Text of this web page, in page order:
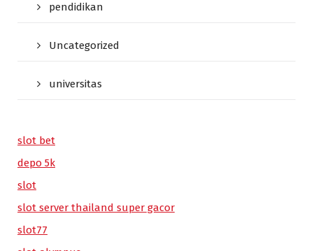
pendidikan
Uncategorized
universitas
slot bet
depo 5k
slot
slot server thailand super gacor
slot77